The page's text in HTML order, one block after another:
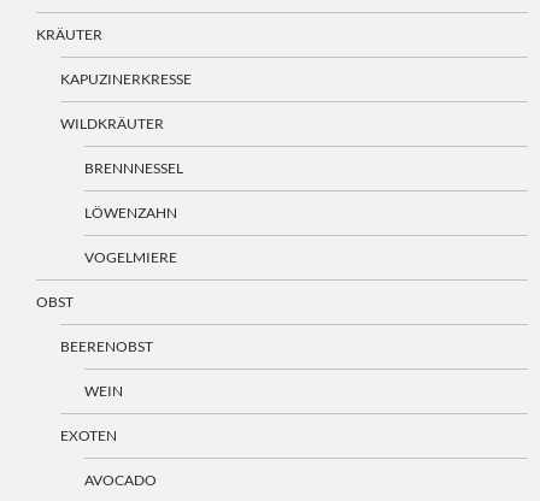
KRÄUTER
KAPUZINERKRESSE
WILDKRÄUTER
BRENNNESSEL
LÖWENZAHN
VOGELMIERE
OBST
BEERENOBST
WEIN
EXOTEN
AVOCADO